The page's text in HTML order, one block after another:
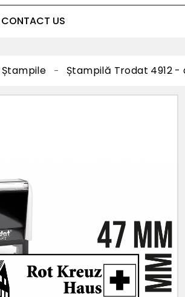
CONTACT US
Ștampile Ștampilă Trodat 4912